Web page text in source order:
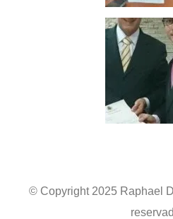
© Copyright 2025 Raphael